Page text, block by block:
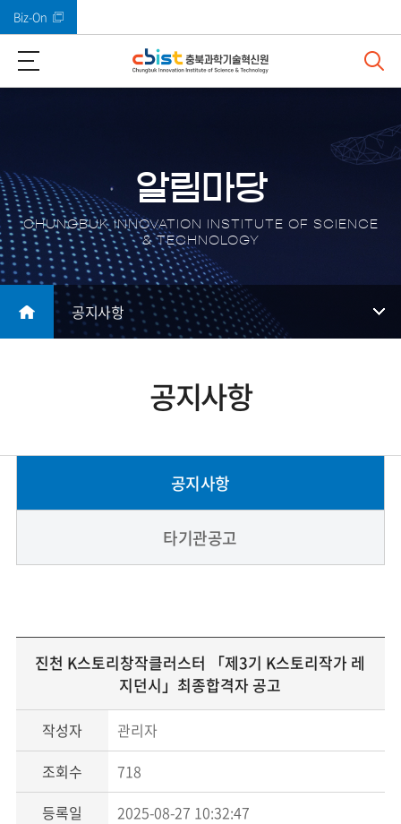
Biz-On
알림마당
CHUNGBUK INNOVATION INSTITUTE OF SCIENCE
& TECHNOLOGY
공지사항
공지사항
공지사항
타기관공고
진천 K스토리창작클러스터 「제3기 K스토리작가 레
지던시」최종합격자 공고
작성자
관리자
조회수
718
등록일
2025-08-27 10:32:47